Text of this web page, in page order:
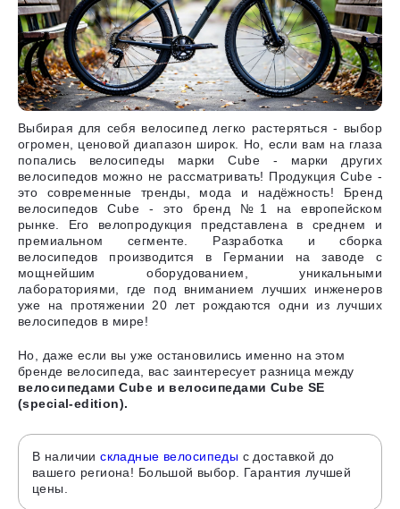
Выбирая для себя велосипед легко растеряться - выбор
огромен, ценовой диапазон широк. Но, если вам на глаза
попались велосипеды марки Cube - марки других
велосипедов можно не рассматривать! Продукция Cube -
это современные тренды, мода и надёжность! Бренд
велосипедов Cube - это бренд №1 на европейском
рынке. Его велопродукция представлена в среднем и
премиальном сегменте. Разработка и сборка
велосипедов производится в Германии на заводе с
мощнейшим оборудованием, уникальными
лабораториями, где под вниманием лучших инженеров
уже на протяжении 20 лет рождаются одни из лучших
велосипедов в мире!
Но, даже если вы уже остановились именно на этом
бренде велосипеда, вас заинтересует разница между
велосипедами Cube и велосипедами Cube SE
(special-edition).
В наличиискладные велосипеды с доставкой до
вашего региона! Большой выбор. Гарантия лучшей
цены.